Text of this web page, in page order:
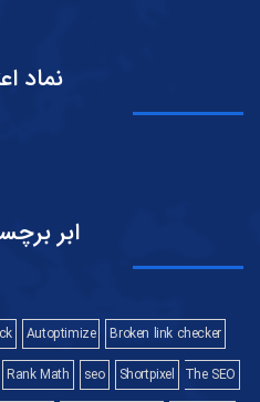
نماد
ابر
Autoptimize
Broken link checker
Rank Math seo Shortpixel The SEO